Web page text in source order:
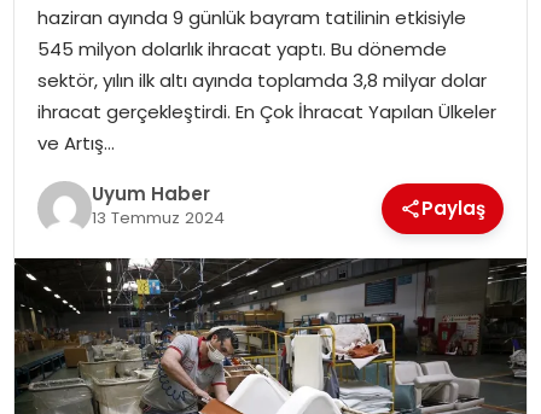
MAGAZIN
YAŞAM
haziran ayında 9 günlük bayram tatilinin etkisiyle
545 milyon dolarlık ihracat yaptı. Bu dönemde
sektör, yılın ilk altı ayında toplamda 3,8 milyar dolar
ihracat gerçekleştirdi. En Çok İhracat Yapılan Ülkeler
ve Artış…
Uyum Haber
13 Temmuz 2024 Paylaş